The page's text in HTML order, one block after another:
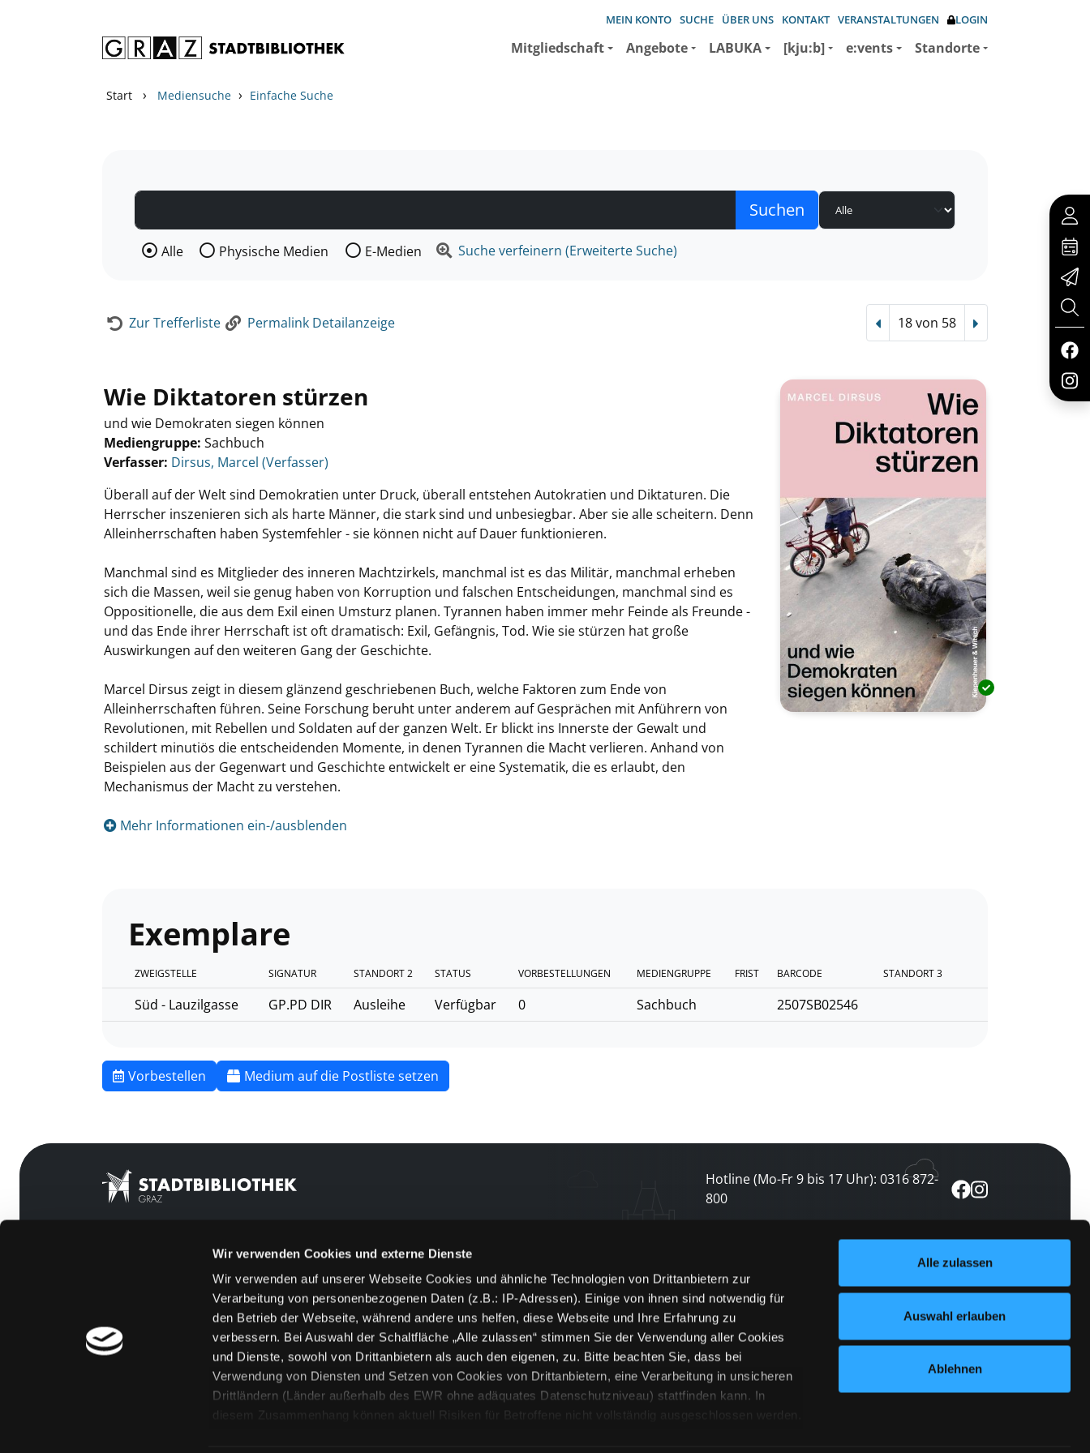
Wir verwenden Cookies und externe Dienste
Wir verwenden auf unserer Webseite Cookies und ähnliche Technologien von Drittanbietern zur
Verarbeitung von personenbezogenen Daten (z.B.: IP-Adressen). Einige von ihnen sind notwendig für
den Betrieb der Webseite, während andere uns helfen, diese Webseite und Ihre Erfahrung zu
verbessern. Bei Auswahl der Schaltfläche „Alle zulassen“ stimmen Sie der Verwendung aller Cookies
und Dienste, sowohl von Drittanbietern als auch den eigenen, zu. Bitte beachten Sie, dass bei
Verwendung von Diensten und Setzen von Cookies von Drittanbietern, eine Verarbeitung in unsicheren
Drittländern (Länder außerhalb des EWR ohne adäquates Datenschutzniveau) stattfinden kann. In
diesem Zusammenhang können aktuell Risiken für Betroffene nicht vollständig ausgeschlossen werden.
Alle zulassen
Auswahl erlauben
Ablehnen
MEIN KONTO SUCHE ÜBER UNS KONTAKT VERANSTALTUNGEN LOGIN
Mitgliedschaft Angebote LABUKA [kju:b] e:vents Standorte
Start › Mediensuche › Einfache Suche
Wählen Sie die Medienart nach der Sie suchen wollen.
Alle Physische Medien E-Medien Suche verfeinern (Erweiterte Suche)
Zur Trefferliste Permalink Detailanzeige Vorheriger Treffer
18 von 58 Nächster Treffer
Wie Diktatoren stürzen
und wie Demokraten siegen können
Mediengruppe: Sachbuch
Verfasser: Suche nach diesem Verfasser
Dirsus, Marcel (Verfasser)
Überall auf der Welt sind Demokratien unter Druck, überall entstehen Autokratien und Diktaturen. Die
Herrscher inszenieren sich als harte Männer, die stark sind und unbesiegbar. Aber sie alle scheitern. Denn
Alleinherrschaften haben Systemfehler - sie können nicht auf Dauer funktionieren.
Manchmal sind es Mitglieder des inneren Machtzirkels, manchmal ist es das Militär, manchmal erheben
sich die Massen, weil sie genug haben von Korruption und falschen Entscheidungen, manchmal sind es
Oppositionelle, die aus dem Exil einen Umsturz planen. Tyrannen haben immer mehr Feinde als Freunde -
und das Ende ihrer Herrschaft ist oft dramatisch: Exil, Gefängnis, Tod. Wie sie stürzen hat große
Auswirkungen auf den weiteren Gang der Geschichte.
Marcel Dirsus zeigt in diesem glänzend geschriebenen Buch, welche Faktoren zum Ende von
Alleinherrschaften führen. Seine Forschung beruht unter anderem auf Gesprächen mit Anführern von
Revolutionen, mit Rebellen und Soldaten auf der ganzen Welt. Er blickt ins Innerste der Gewalt und
schildert minutiös die entscheidenden Momente, in denen Tyrannen die Macht verlieren. Anhand von
Beispielen aus der Gegenwart und Geschichte entwickelt er eine Systematik, die es erlaubt, den
Mechanismus der Macht zu verstehen.
Mehr Informationen ein-/ausblenden
Exemplare
ZWEIGSTELLE SIGNATUR STANDORT 2 STATUS VORBESTELLUNGEN MEDIENGRUPPE FRIST BARCODE STANDORT 3
Süd - Lauzilgasse GP.PD DIR Ausleihe Verfügbar 0 Sachbuch 2507SB02546
Vorbestellen Medium auf die Postliste setzen
Hotline (Mo-Fr 9 bis 17 Uhr): 0316 872-
800
[kju:b]
Feedback
Kontakt
Über uns
Jobs
Medienwunsch
FAQs
Newsletter abonnieren
und keine Veranstaltung verpassen
jetzt abonnieren